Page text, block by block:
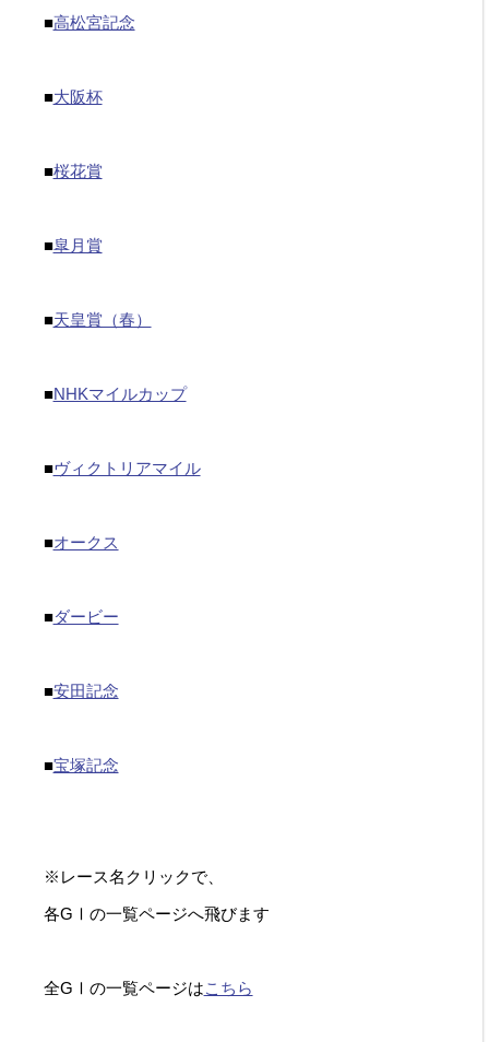
■高松宮記念
■大阪杯
■桜花賞
■皐月賞
■天皇賞（春）
■NHKマイルカップ
■ヴィクトリアマイル
■オークス
■ダービー
■安田記念
■宝塚記念
※レース名クリックで、
各GⅠの一覧ページへ飛びます
全GⅠの一覧ページはこちら